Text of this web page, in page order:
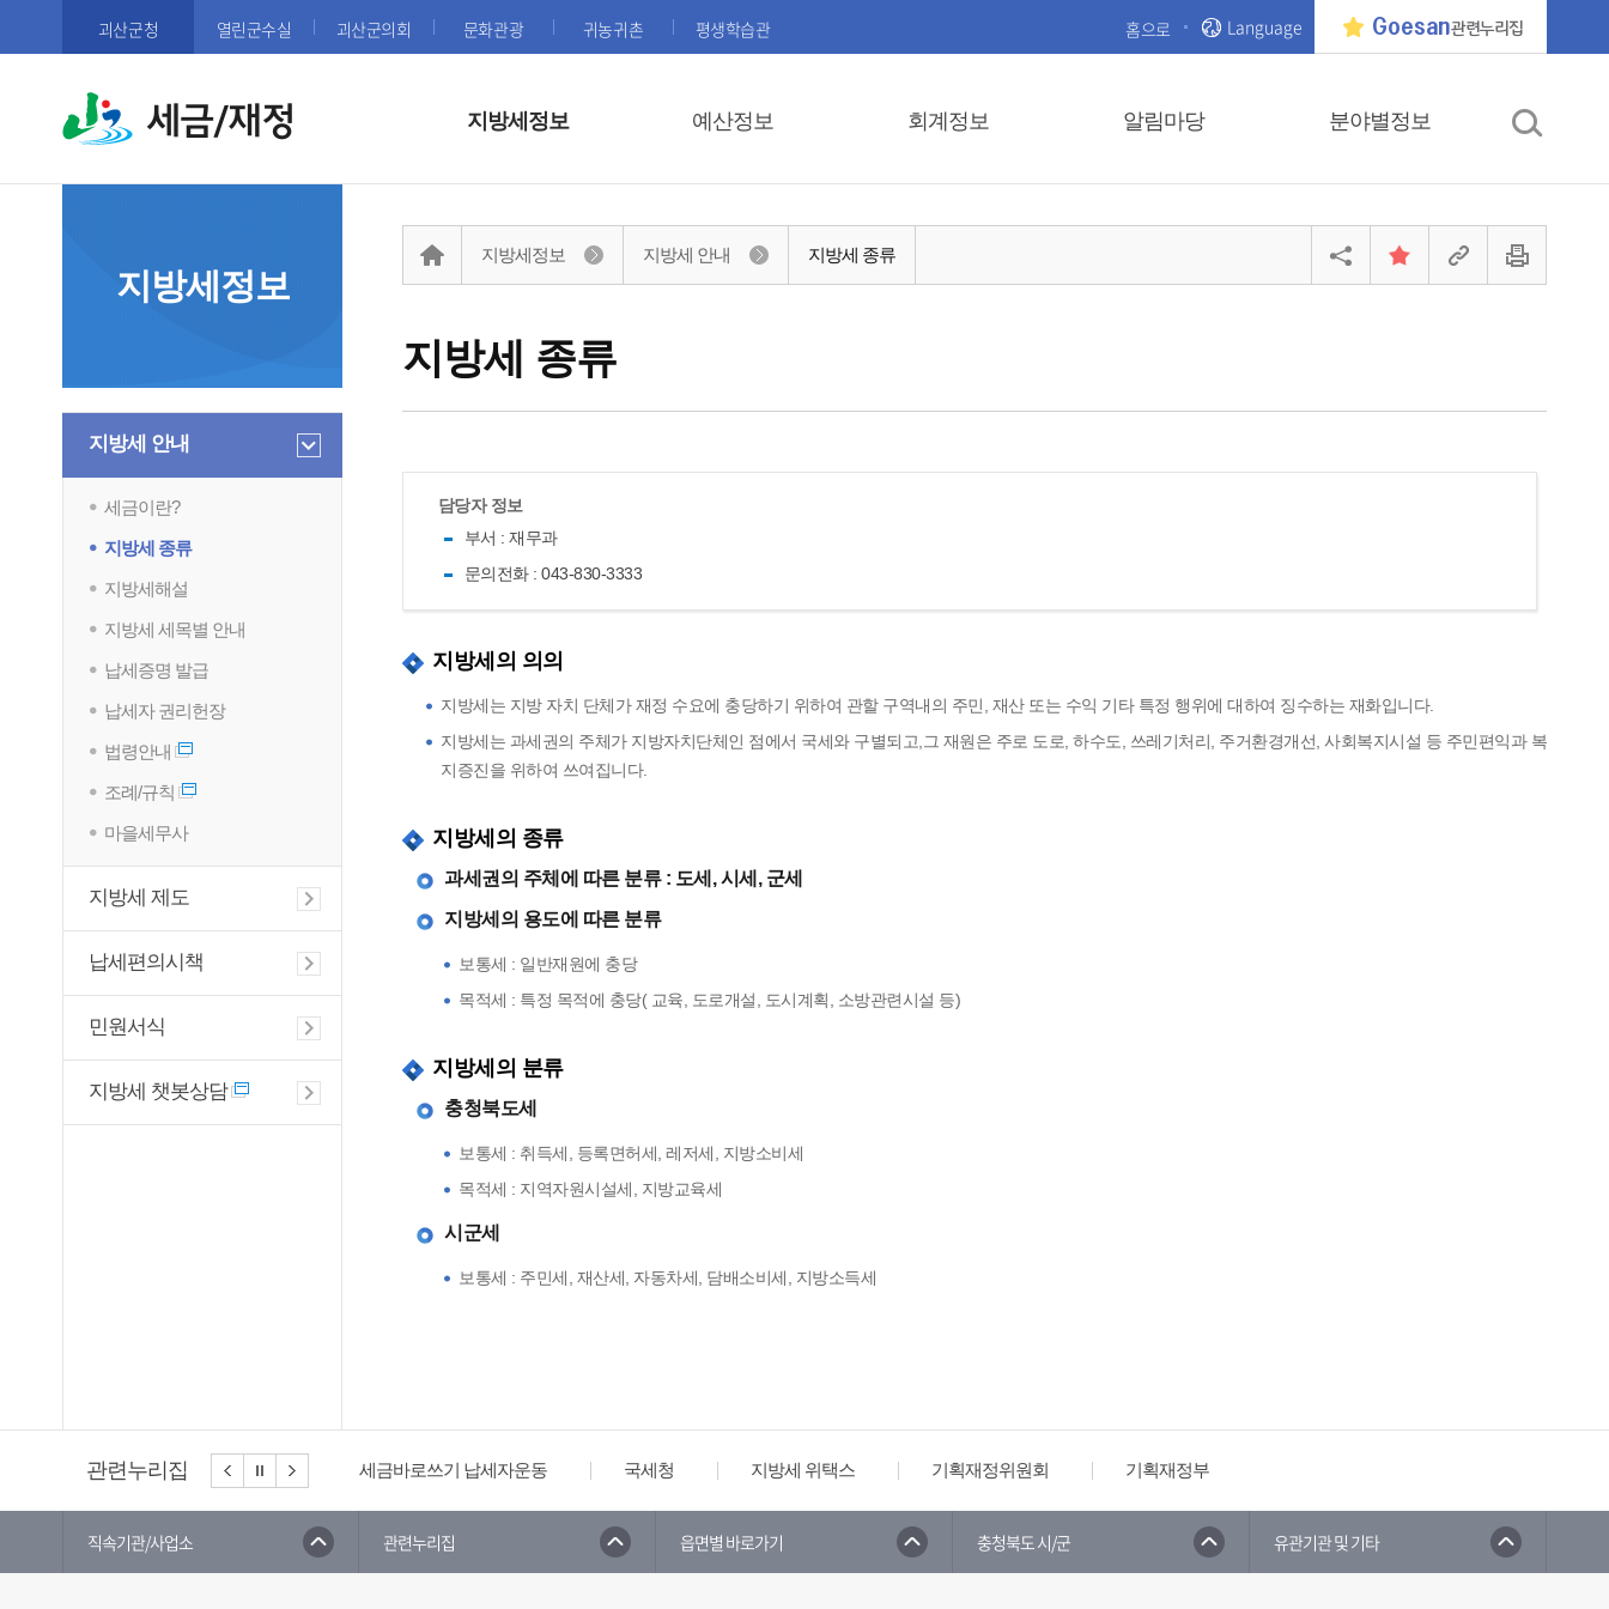
괴산군청 열린군수실 괴산군의회 문화관광 귀농귀촌 평생학습관 홈으로 Language Goesan관련누리집
세금/재정 지방세정보 예산정보 회계정보 알림마당 분야별정보
지방세정보
지방세 안내
세금이란?
지방세 종류
지방세해설
지방세 세목별 안내
납세증명 발급
납세자 권리헌장
법령안내
조례/규칙
마을세무사
지방세 제도
납세편의시책
민원서식
지방세 챗봇상담
지방세 종류
지방세정보 지방세 안내 지방세 종류
담당자 정보
부서 : 재무과
문의전화 : 043-830-3333
지방세의 의의
지방세는 지방 자치 단체가 재정 수요에 충당하기 위하여 관할 구역내의 주민, 재산 또는 수익 기타 특정 행위에 대하여 징수하는 재화입니다.
지방세는 과세권의 주체가 지방자치단체인 점에서 국세와 구별되고,그 재원은 주로 도로, 하수도, 쓰레기처리, 주거환경개선, 사회복지시설 등 주민편익과 복
지증진을 위하여 쓰여집니다.
지방세의 종류
과세권의 주체에 따른 분류 : 도세, 시세, 군세
지방세의 용도에 따른 분류
보통세 : 일반재원에 충당
목적세 : 특정 목적에 충당( 교육, 도로개설, 도시계획, 소방관련시설 등)
지방세의 분류
충청북도세
보통세 : 취득세, 등록면허세, 레저세, 지방소비세
목적세 : 지역자원시설세, 지방교육세
시군세
보통세 : 주민세, 재산세, 자동차세, 담배소비세, 지방소득세
관련누리집 세금바로쓰기 납세자운동 국세청 지방세 위택스 기획재정위원회 기획재정부
직속기관/사업소 관련누리집 읍면별 바로가기 충청북도 시/군 유관기관 및 기타